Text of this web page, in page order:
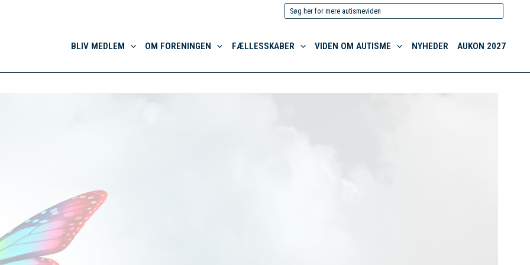
Søg
efter:
BLIV MEDLEM OM FORENINGEN FÆLLESSKABER VIDEN OM AUTISME NYHEDER AUKON 2027